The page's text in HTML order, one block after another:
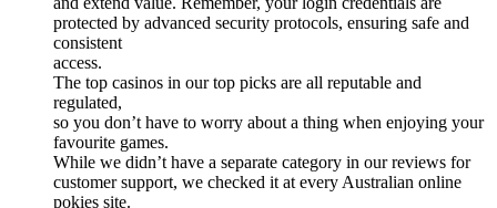
protected by advanced security protocols, ensuring safe and
consistent
access.
The top casinos in our top picks are all reputable and
regulated,
so you don’t have to worry about a thing when enjoying your
favourite games.
While we didn’t have a separate category in our reviews for
customer support, we checked it at every Australian online
pokies site.